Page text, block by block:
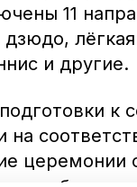
11
и другие.
к
на
церемонии